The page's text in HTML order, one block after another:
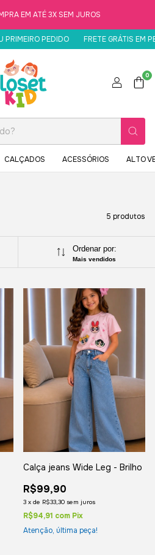
EM ATÉ 3X SEM JUROS
PEDIDO FRETE GRÁTIS EM
0
CALÇADOS ACESSÓRIOS ALTO
5 produtos
Ordenar por:
Mais vendidos
Calça jeans Wide Leg - Brilho
R$99,90
3 x de R$33,30 sem juros
R$94,91 com Pix
Atenção, última peça!